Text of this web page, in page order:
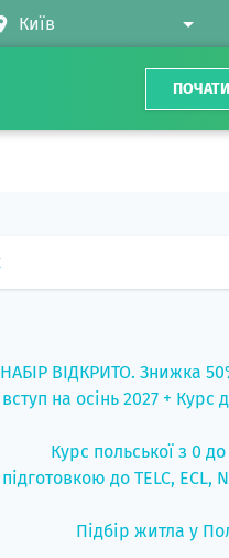
НАБІР ВІДКРИТО. Знижка
вступ на осінь 2027 + Курс
Курс польської з 0 до
підготовкою до TELC, ECL,
Підбір житла у